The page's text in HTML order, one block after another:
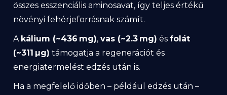
összes esszenciális aminosavat, így teljes értékű
növényi fehérjeforrásnak számít.
A kálium (~436 mg), vas (~2.3 mg) és folát
(~311 µg) támogatja a regenerációt és
energiatermelést edzés után is.
Ha a megfelelő időben – például edzés után –